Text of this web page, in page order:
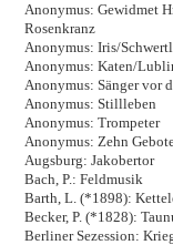
Anonymus: Gewidmet
Rosenkranz
Anonymus: Iris/
Anonymus: Katen/
Anonymus: Sänger vor
Anonymus: Stillleben
Anonymus: Trompeter
Anonymus: Zehn
Augsburg: Jakobertor
Bach, P.: Feldmusik
Barth, L. (*1898):
Becker, P. (*1828):
Berliner Sezession: